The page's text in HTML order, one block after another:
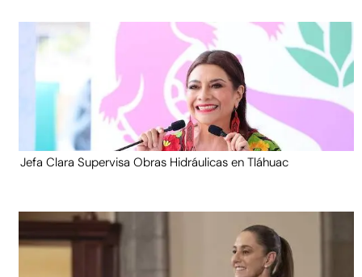
Jefa Clara Supervisa Obras Hidráulicas en Tláhuac